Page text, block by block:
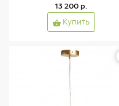
13 200 р.
Купить